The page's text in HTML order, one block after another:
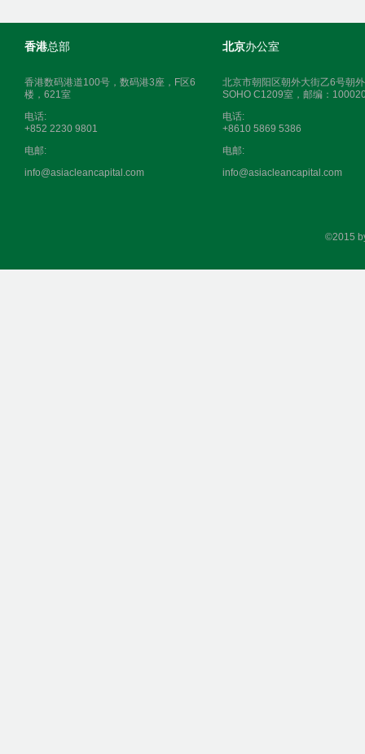
香港总部
香港数码港道100号，数码港3座，F区6
楼，621室
电话:
+852 2230 9801
电邮:
info@asiacleancapital.com
北京办公室
北京市朝阳区朝外大街乙6号朝外
SOHO C1209室，邮编：
电话:
+8610 5869 5386
电邮:
info@asiacleancapital.com
©2015